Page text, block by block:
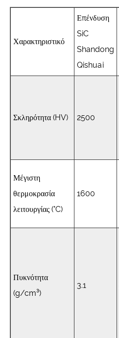
Χαρακτηριστικό
Επένδυση
SiC
Shandong
Qishuai
Σκληρότητα (HV) 2500
Μέγιστη
θερμοκρασία
λειτουργίας (°C)
1600
Πυκνότητα
(g/cm³)
3.1